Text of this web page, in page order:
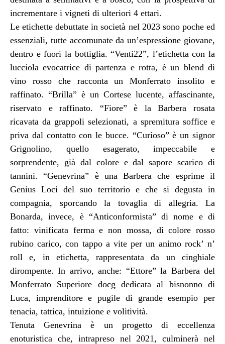
incrementare i vigneti di ulteriori 4 ettari.
Le etichette debuttate in società nel 2023 sono poche ed
essenziali, tutte accomunate da un’espressione giovane,
dentro e fuori la bottiglia. “Venti22”, l’etichetta con la
lucciola evocatrice di partenza e rotta, è un blend di
vino rosso che racconta un Monferrato insolito e
raffinato. “Brilla” è un Cortese lucente, affascinante,
riservato e raffinato. “Fiore” è la Barbera rosata
ricavata da grappoli selezionati, a spremitura soffice e
priva dal contatto con le bucce. “Curioso” è un signor
Grignolino, quello esagerato, impeccabile e
sorprendente, già dal colore e dal sapore scarico di
tannini. “Genevrina” è una Barbera che esprime il
Genius Loci del suo territorio e che si degusta in
compagnia, sporcando la tovaglia di allegria. La
Bonarda, invece, è “Anticonformista” di nome e di
fatto: vinificata ferma e non mossa, di colore rosso
rubino carico, con tappo a vite per un animo rock’ n’
roll e, in etichetta, rappresentata da un cinghiale
dirompente. In arrivo, anche: “Ettore” la Barbera del
Monferrato Superiore docg dedicata al bisnonno di
Luca, imprenditore e pugile di grande esempio per
tenacia, tattica, intuizione e volitività.
Tenuta Genevrina è un progetto di eccellenza
enoturistica che, intrapreso nel 2021, culminerà nel